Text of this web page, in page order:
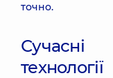
точно.
Сучасні
технології